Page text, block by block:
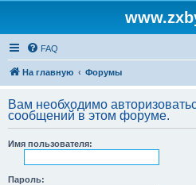
FAQ
На главную Форумы
Вам необходимо
сообщений в этом форуме.
Имя пользователя:
Пароль: